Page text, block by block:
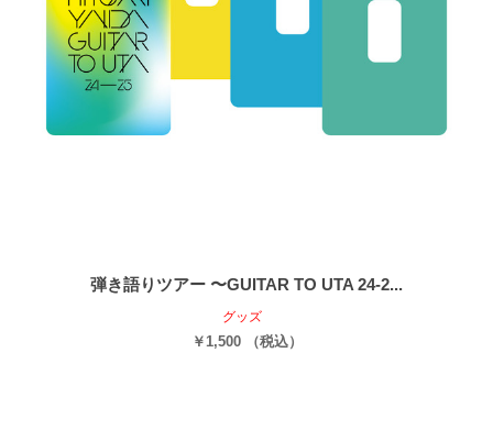
弾き語りツアー 〜GUITAR TO UTA 24-2...
グッズ
￥1,500 （税込）